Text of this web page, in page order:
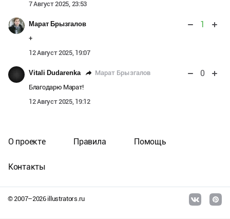
7 Август 2025, 23:53
Марат Брызгалов 1
+
12 Август 2025, 19:07
Vitali Dudarenka Марат Брызгалов 0
Благодарю Марат!
12 Август 2025, 19:12
© 2007–2026illustrators.ru
О проекте Правила Помощь
Контакты